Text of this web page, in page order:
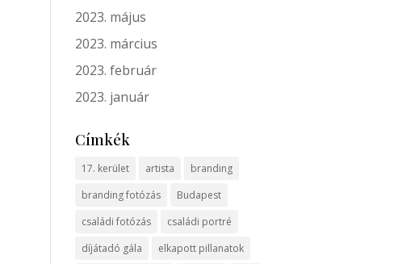
2023. május
2023. március
2023. február
2023. január
Címkék
17. kerület artista
branding
branding fotózás
Budapest
családi fotózás
családi portré
díjátadó gála
elkapott pillanatok